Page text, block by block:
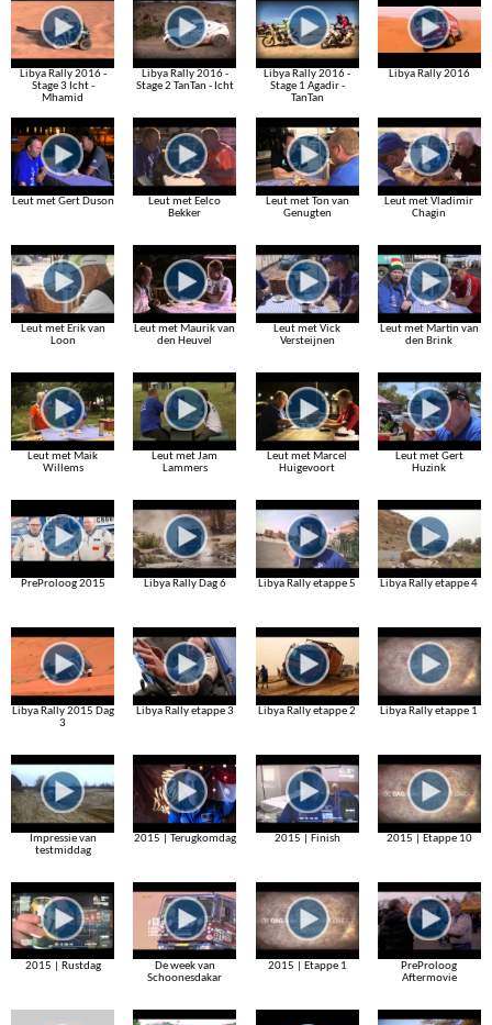
Libya Rally 2016 -
Stage 3 Icht -
Mhamid
Libya Rally 2016 -
Stage 2 TanTan - Icht
Libya Rally 2016 -
Stage 1 Agadir -
TanTan
Libya Rally 2016
Leut met Gert Duson
Leut met Eelco
Bekker
Leut met Ton van
Genugten
Leut met Vladimir
Chagin
Leut met Erik van
Loon
Leut met Maurik van
den Heuvel
Leut met Vick
Versteijnen
Leut met Martin van
den Brink
Leut met Maik
Willems
Leut met Jam
Lammers
Leut met Marcel
Huigevoort
Leut met Gert
Huzink
PreProloog 2015 Libya Rally Dag 6 Libya Rally etappe 5 Libya Rally etappe 4
Libya Rally 2015 Dag
3
Libya Rally etappe 3 Libya Rally etappe 2 Libya Rally etappe 1
Impressie van
testmiddag
2015 | Terugkomdag 2015 | Finish 2015 | Etappe 10
2015 | Rustdag
De week van
Schoonesdakar
2015 | Etappe 1
PreProloog
Aftermovie